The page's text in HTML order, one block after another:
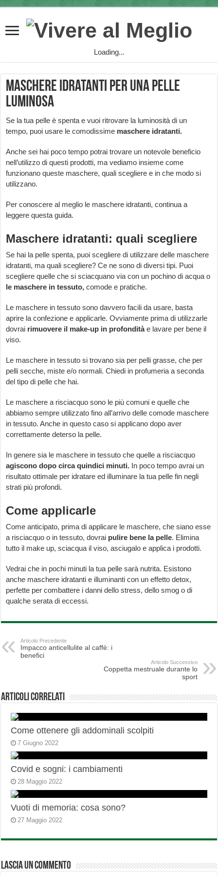
Loading...
Maschere idratanti per una pelle
luminosa
Se la tua pelle è spenta e vuoi ritrovare la luminosità di un
tempo, puoi usare le comodissime maschere idratanti.
Anche sei hai poco tempo potrai trovare un notevole beneficio
nell’utilizzo di questi prodotti, ma vediamo insieme come
funzionano queste maschere, quali scegliere e in che modo si
utilizzano.
Per conoscere al meglio le maschere idratanti, continua a
leggere questa guida.
Maschere idratanti: quali scegliere
Se hai la pelle spenta, puoi scegliere di utilizzare delle maschere
idratanti, ma quali scegliere? Ce ne sono di diversi tipi. Puoi
scegliere quelle che si sciacquano via con un pochino di acqua o
le maschere in tessuto, comode e pratiche.
Le maschere in tessuto sono davvero facili da usare, basta
aprire la confezione e applicarle. Ovviamente prima di utilizzarle
dovrai rimuovere il make-up in profonditàe lavare per bene il
viso.
Le maschere in tessuto si trovano sia per pelli grasse, che per
pelli secche, miste e/o normali. Chiedi in profumeria a seconda
del tipo di pelle che hai.
Le maschere a risciacquo sono le più comuni e quelle che
abbiamo sempre utilizzato fino all’arrivo delle comode maschere
in tessuto. Anche in questo caso si applicano dopo aver
correttamente deterso la pelle.
In genere sia le maschere in tessuto che quelle a risciacquo
agiscono dopo circa quindici minuti. In poco tempo avrai un
risultato ottimale per idratare ed illuminare la tua pelle fin negli
strati più profondi.
Come applicarle
Come anticipato, prima di applicare le maschere, che siano esse
a risciacquo o in tessuto, dovrai pulire bene la pelle. Elimina
tutto il make up, sciacqua il viso, asciugalo e applica i prodotti.
Vedrai che in pochi minuti la tua pelle sarà nutrita. Esistono
anche maschere idratanti e illuminanti con un effetto detox,
perfette per combattere i danni dello stress, dello smog o di
qualche serata di eccessi.
Articolo Precedente
Impacco anticellulite al caffè: i
benefici
Articolo Successivo
Coppetta mestruale durante lo
sport
Articoli correlati
Come ottenere gli addominali scolpiti
7 Giugno 2022
Covid e sogni: i cambiamenti
28 Maggio 2022
Vuoti di memoria: cosa sono?
27 Maggio 2022
Lascia un commento